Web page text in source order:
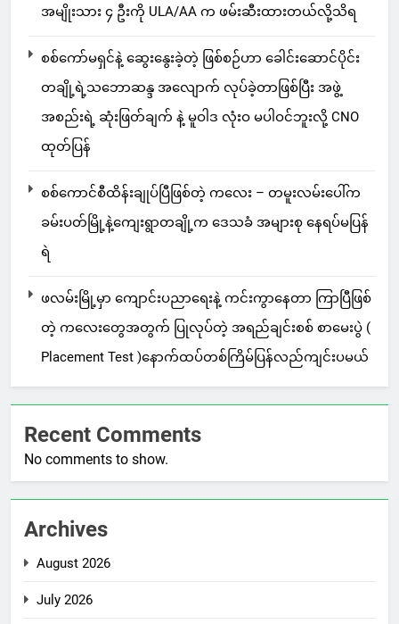
အမျိုးသား ၄ ဦးကို ULA/AA က ဖမ်းဆီးထားတယ်လို့သိရ
စစ်ကော်မရှင်နဲ့ ဆွေးနွေးခဲ့တဲ့ ဖြစ်စဉ်ဟာ ခေါင်းဆောင်ပိုင်း
တချို့ရဲ့သဘောဆန္ဒ အလျောက် လုပ်ခဲ့တာဖြစ်ပြီး အဖွဲ့
အစည်းရဲ့ ဆုံးဖြတ်ချက် နဲ့ မူဝါဒ လုံးဝ မပါဝင်ဘူးလို့ CNO
ထုတ်ပြန်
စစ်ကောင်စီထိန်းချုပ်ပြီဖြစ်တဲ့ ကလေး – တမူးလမ်းပေါ်က
ခမ်းပတ်မြို့နဲ့ကျေးရွာတချို့က ဒေသခံ အများစု နေရပ်မပြန်
ရဲ
ဖလမ်းမြို့မှာ ကျောင်းပညာရေးနဲ့ ကင်းကွာနေတာ ကြာပြီဖြစ်
တဲ့ ကလေးတွေအတွက် ပြုလုပ်တဲ့ အရည်ချင်းစစ် စာမေးပွဲ (
Placement Test )နောက်ထပ်တစ်ကြိမ်ပြန်လည်ကျင်းပမယ်
Recent Comments
No comments to show.
Archives
August 2026
July 2026